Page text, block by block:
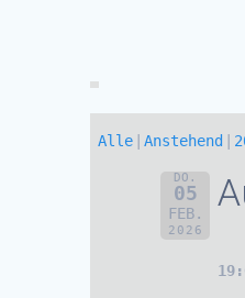
Alle Anstehend
DO.
05
FEB.
2026